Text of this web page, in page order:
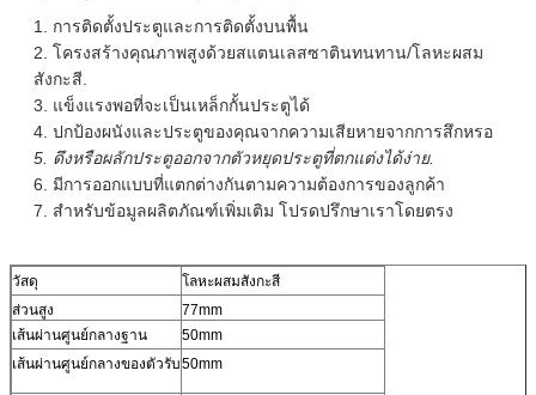
1. การติดตั้งประตูและการติดตั้งบนพื้น
2. โครงสร้างคุณภาพสูงด้วยสแตนเลสซาตินทนทาน/ โลหะผสม
สังกะสี
3. แข็งแรงพอที่จะเป็นเหล็กกั้นประตูได้
4. ปกป้องผนังและประตูของคุณจากความเสียหายจากการสึกหรอ
5. ดึงหรือผลักประตูออกจากตัวหยุดประตูที่ตกแต่งได้ง่าย.
6. มีการออกแบบที่แตกต่างกันตามความต้องการของลูกค้า
7. สำหรับข้อมูลผลิตภัณฑ์เพิ่มเติม โปรดปรึกษาเราโดยตรง
วัสดุ
โลหะผสมสังกะสี
ส่วนสูง
77mm
เส้นผ่านศูนย์กลางฐาน
50mm
เส้นผ่านศูนย์กลางของตัวรับ50mm